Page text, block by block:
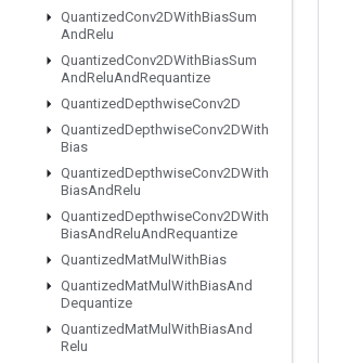
QuantizedConv2DWithBiasSum
AndRelu
QuantizedConv2DWithBiasSum
AndReluAndRequantize
QuantizedDepthwiseConv2D
QuantizedDepthwiseConv2DWith
Bias
QuantizedDepthwiseConv2DWith
BiasAndRelu
QuantizedDepthwiseConv2DWith
BiasAndReluAndRequantize
QuantizedMatMul WithBias
QuantizedMatMul WithBiasAnd
Dequantize
QuantizedMatMul WithBiasAnd
Relu